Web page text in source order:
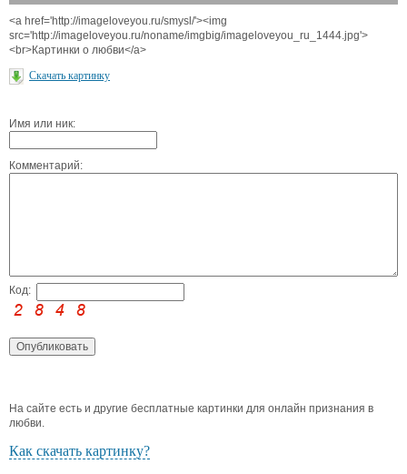
<a href='http://imageloveyou.ru/smysl/'><img
src='http://imageloveyou.ru/noname/imgbig/imageloveyou_ru_1444.jpg'>
<br>Картинки о любви</a>
Скачать картинку
Имя или ник:
Комментарий:
Код:
На сайте есть и другие бесплатные картинки для онлайн признания в
любви.
Как скачать картинку?